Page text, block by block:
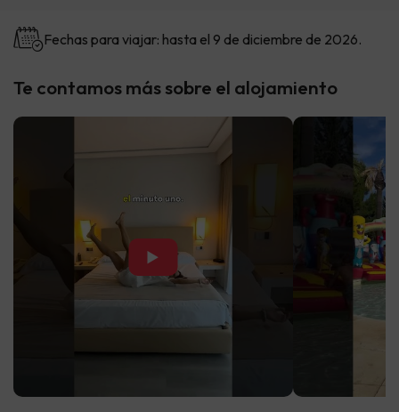
Fechas para viajar: hasta el 9 de diciembre de 2026.
Te contamos más sobre el alojamiento
▶